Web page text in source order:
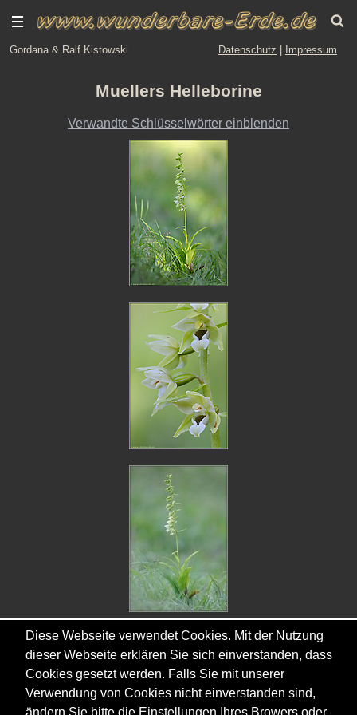
Gordana & Ralf Kistowski Datenschutz Impressum
Muellers Helleborine
Verwandte Schlüsselwörter einblenden
Diese Webseite verwendet Cookies. Mit der Nutzung
dieser Webseite erklären Sie sich einverstanden, dass
Cookies gesetzt werden. Falls Sie mit unserer
Verwendung von Cookies nicht einverstanden sind,
ändern Sie bitte die Einstellungen Ihres Browers oder